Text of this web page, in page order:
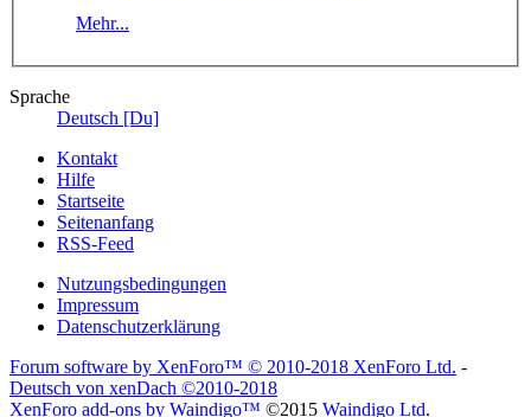
Mehr...
Sprache
Deutsch [Du]
Kontakt
Hilfe
Startseite
Seitenanfang
RSS-Feed
Nutzungsbedingungen
Impressum
Datenschutzerklärung
Forum software by XenForo™ © 2010-2018 XenForo Ltd. -
Deutsch von xenDach ©2010-2018
XenForo add-ons by Waindigo™ ©2015 Waindigo Ltd.